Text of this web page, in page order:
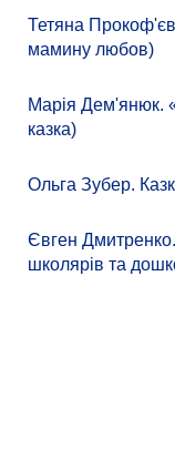
Тетяна
мамину любов)
Марія Дем'янюк.
казка)
Ольга Зубер.
Євген Дмитренко.
школярів та